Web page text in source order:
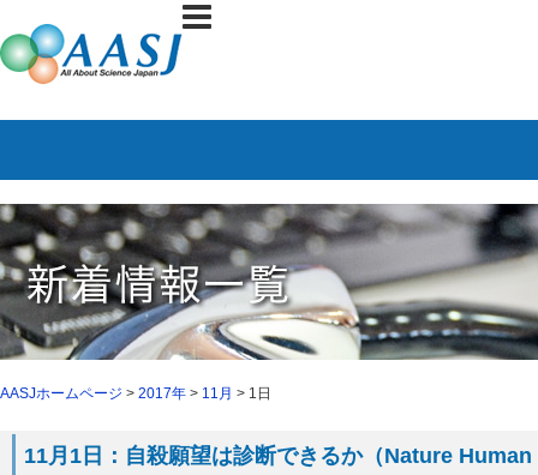
AASJホームページ > 2017年 > 11月 > 1日
11月1日：自殺願望は診断できるか（Nature